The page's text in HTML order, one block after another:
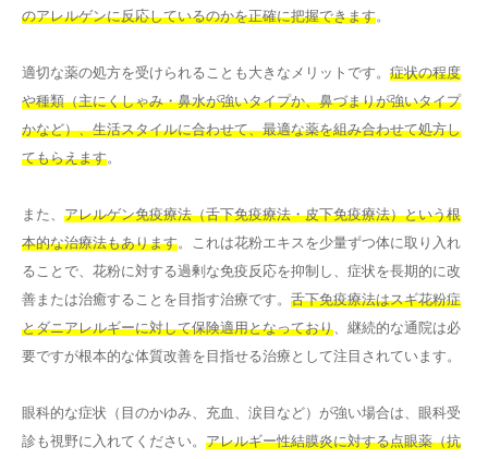
のアレルゲンに反応しているのかを正確に把握できます。
適切な薬の処方を受けられることも大きなメリットです。 症状の程度
や種類（主にくしゃみ・鼻水が強いタイプか、鼻づまりが強いタイプ
かなど）、生活スタイルに合わせて、最適な薬を組み合わせて処方し
てもらえます。
また、 アレルゲン免疫療法（舌下免疫療法・皮下免疫療法）という根
本的な治療法もあります。これは花粉エキスを少量ずつ体に取り入れ
ることで、花粉に対する過剰な免疫反応を抑制し、症状を長期的に改
善または治癒することを目指す治療です。 舌下免疫療法はスギ花粉症
とダニアレルギーに対して保険適用となっており 、継続的な通院は必
要ですが根本的な体質改善を目指せる治療として注目されています。
眼科的な症状（目のかゆみ、充血、涙目など）が強い場合は、眼科受
診も視野に入れてください。 アレルギー性結膜炎に対する点眼薬（抗